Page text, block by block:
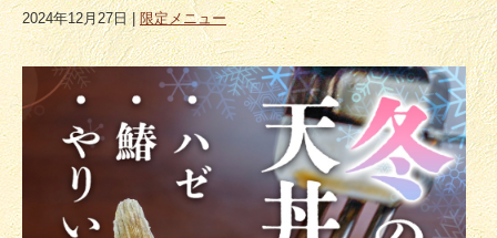
2024年12月27日|限定メニュー